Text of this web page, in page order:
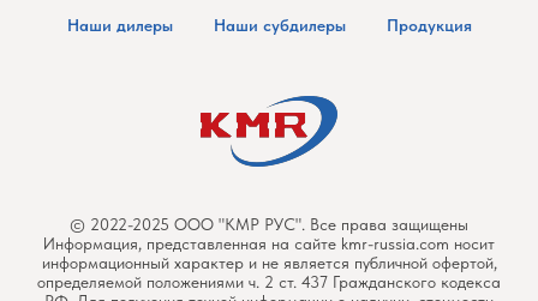
Наши дилеры Наши субдилеры Продукция
© 2022-2025 ООО "КМР РУС". Все права защищены
Информация, представленная на сайте kmr-russia.com носит
информационный характер и не является публичной офертой,
определяемой положениями ч. 2 ст. 437 Гражданского кодекса